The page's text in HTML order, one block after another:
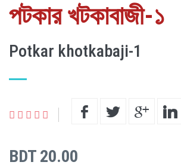
পটকার খটকাবাজী-১
Potkar khotkabaji-1
BDT 20.00